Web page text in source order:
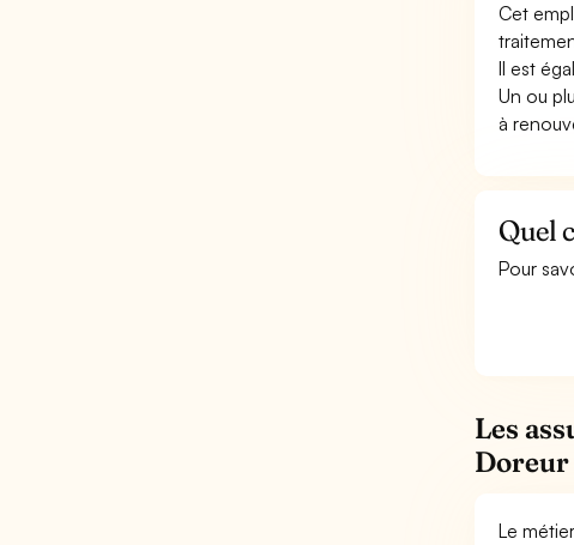
Cet
Il est
Un ou
à
Quel
Pour
Les
Doreur
Le